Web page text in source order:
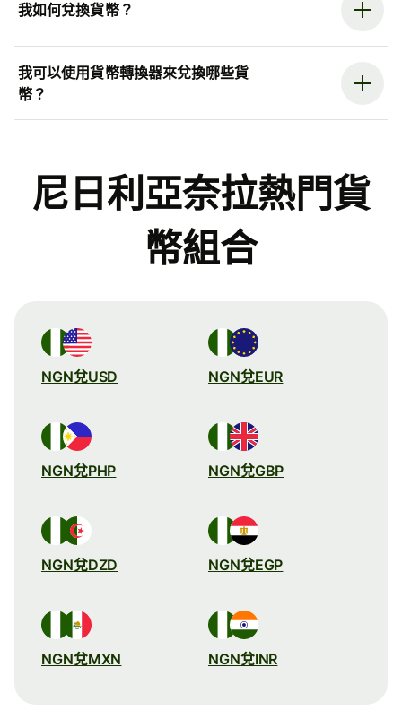
我如何兌換貨幣？
我可以使用貨幣轉換器來兌換哪些貨
幣？
尼日利亞奈拉熱門貨
幣組合
NGN兌USD NGN兌EUR
NGN兌PHP NGN兌GBP
NGN兌DZD NGN兌EGP
NGN兌MXN NGN兌INR